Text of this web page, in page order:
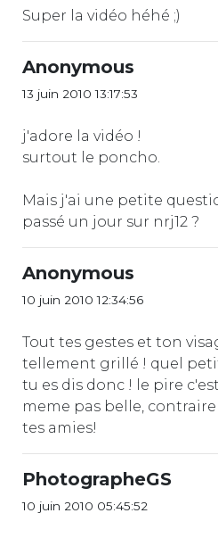
Super la vidéo héhé ;)
Anonymous
13 juin 2010 13:17:53
j'adore la vidéo !
surtout le poncho.
Mais j'ai une petite
passé un jour sur nrj12 ?
Anonymous
10 juin 2010 12:34:56
Tout tes gestes et ton
tellement grillé ! quel
tu es dis donc ! le pire
meme pas belle,
tes amies!
PhotographeGS
10 juin 2010 05:45:52